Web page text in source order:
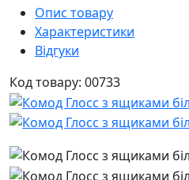
Опис товару
Характеристики
Відгуки
Код товару: 00733